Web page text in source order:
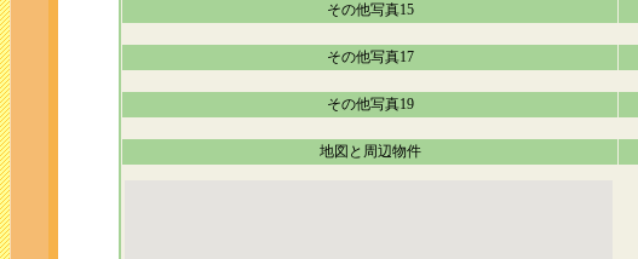
その他写真15
その他写真17
その他写真19
地図と周辺物件